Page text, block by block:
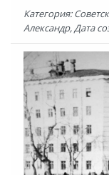
Категория:
Александр, Дата